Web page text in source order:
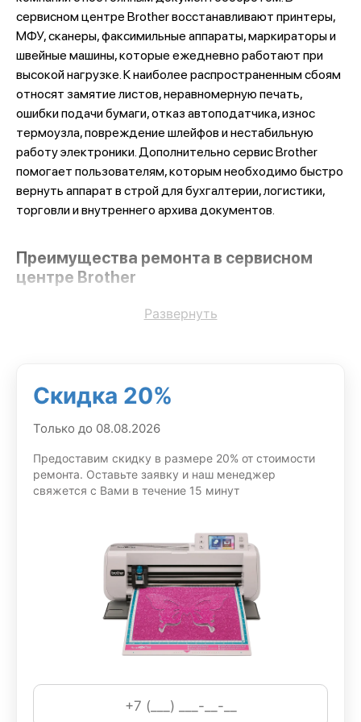
сервисном центре Brother восстанавливают принтеры,
МФУ, сканеры, факсимильные аппараты, маркираторы и
швейные машины, которые ежедневно работают при
высокой нагрузке. К наиболее распространенным сбоям
относят замятие листов, неравномерную печать,
ошибки подачи бумаги, отказ автоподатчика, износ
термоузла, повреждение шлейфов и нестабильную
работу электроники. Дополнительно сервис Brother
помогает пользователям, которым необходимо быстро
вернуть аппарат в строй для бухгалтерии, логистики,
торговли и внутреннего архива документов.
Преимущества ремонта в сервисном
центре Brother
Сервисный центр Brother выбирают по ряду понятных
специалисты учитывают особенности конкретной
серии и ее типичные уязвимые узлы;
без неясных формулировок;
для восстановления применяются совместимые
после завершения всех операций техника проходит
итоговое тестирование под нагрузкой.
Такой подход снижает вероятность повторного
обращения и экономит время владельца.
центре Brother
Развернуть
Скидка 20%
Только до 08.08.2026
Предоставим скидку в размере 20% от стоимости
ремонта. Оставьте заявку и наш менеджер
свяжется с Вами в течение 15 минут